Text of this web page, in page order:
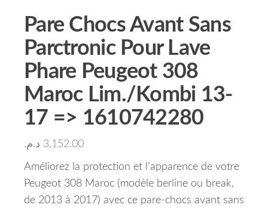
Pare Chocs Avant Sans
Parctronic Pour Lave
Phare Peugeot 308
Maroc Lim./Kombi 13-
17 => 1610742280
3,152.00 د.م.
Améliorez la protection et l’apparence de votre
Peugeot 308 Maroc (modèle berline ou break,
de 2013 à 2017) avec ce pare-chocs avant sans